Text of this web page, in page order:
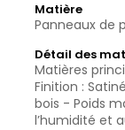
Matière
Panneaux de
Détail des
Matières
Finition :
bois - Poids
l’humidité et